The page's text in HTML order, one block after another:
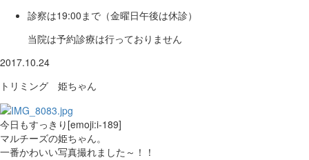
診察は19:00まで（金曜日午後は休診）
当院は予約診療は行っておりません
2017.10.24
トリミング 姫ちゃん
今日もすっきり[emoji:i-189]
マルチーズの姫ちゃん。
一番かわいい写真撮れました～！！